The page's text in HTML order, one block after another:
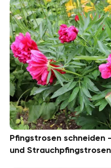
Pfingstrosen schneiden
und Strauchpfingstrosen